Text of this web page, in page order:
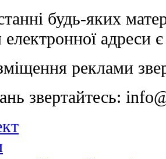
будь-яких
електронної адреси
реклами
звертайтесь: